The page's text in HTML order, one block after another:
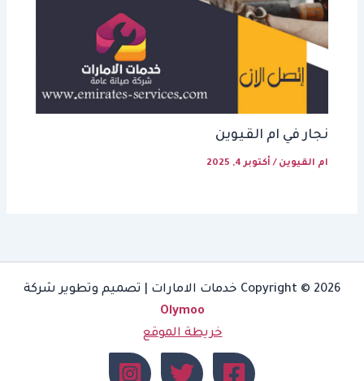
نجار في ام القيوين
ام القيوين / أكتوبر 4, 2025
Copyright © 2026 خدمات الامارات | تصميم وتطوير شركة
Olymoo
خريطة الموقع